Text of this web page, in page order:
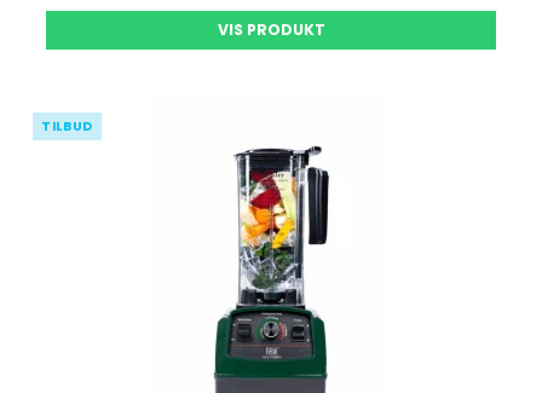
VIS PRODUKT
TILBUD